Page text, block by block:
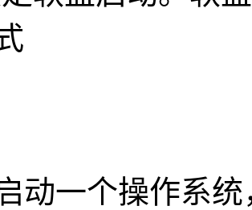
一个操作系统